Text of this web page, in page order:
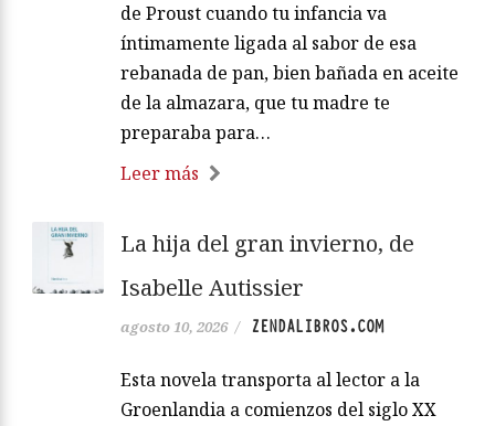
de Proust cuando tu infancia va
íntimamente ligada al sabor de esa
rebanada de pan, bien bañada en aceite
de la almazara, que tu madre te
preparaba para…
Leer más
La hija del gran invierno, de
Isabelle Autissier
agosto 10, 2026 / ZENDALIBROS.COM
Esta novela transporta al lector a la
Groenlandia a comienzos del siglo XX